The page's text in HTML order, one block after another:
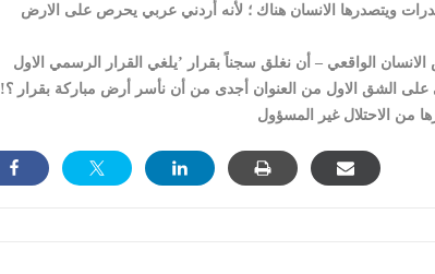
ويتصدرها الانسان هناك ؛ لأنه أردني عربي يحرص على الارض
الواقعي – أن نغلق سجناً بقرار ’يلغي القرار الرسمي الاول
على الشق الاول من العنوان أجدى من أن نأسر أرض مباركة بقرار ؟!